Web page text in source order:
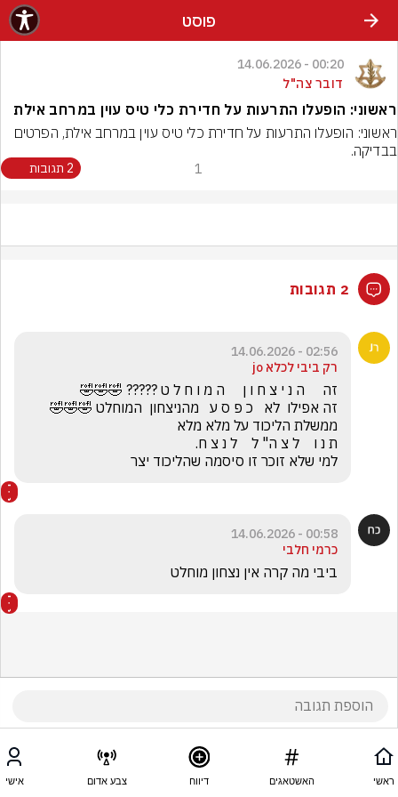
פוסט
00:20 - 14.06.2026
דובר צה"ל
ראשוני: הופעלו התרעות על חדירת כלי טיס עוין במרחב אילת
בבדיקה.
1 2 תגובות
2 תגובות
02:56 - 14.06.2026
רק ביבי לכלא jo
למי שלא זוכר זו סיסמה שהליכוד יצר
00:58 - 14.06.2026
כרמי חלבי
ביבי מה קרה אין נצחון מוחלט
ראשי האשטאגים דיווח צבע אדום אישי